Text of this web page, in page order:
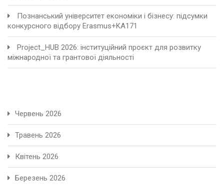
Познанський університет економіки і бізнесу: підсумки
конкурсного відбору Erasmus+KA171
Project_HUB 2026: інституційний проєкт для розвитку
міжнародної та грантової діяльності
Червень 2026
Травень 2026
Квітень 2026
Березень 2026